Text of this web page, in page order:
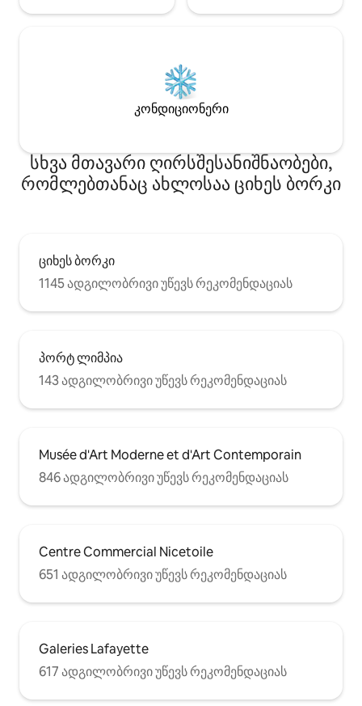
კონდიციონერი
სხვა მთავარი ღირსშესანიშნაობები,
რომლებთანაც ახლოსაა ციხეს ბორკი
ციხეს ბორკი
1145 ადგილობრივი უწევს რეკომენდაციას
პორტ ლიმპია
143 ადგილობრივი უწევს რეკომენდაციას
Musée d'Art Moderne et d'Art Contemporain
846 ადგილობრივი უწევს რეკომენდაციას
Centre Commercial Nicetoile
651 ადგილობრივი უწევს რეკომენდაციას
Galeries Lafayette
617 ადგილობრივი უწევს რეკომენდაციას